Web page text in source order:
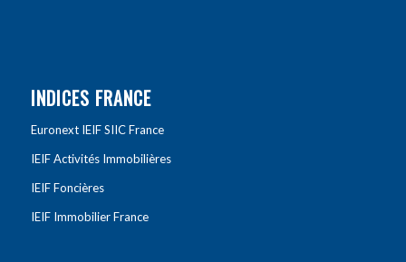
INDICES FRANCE
Euronext IEIF SIIC France
IEIF Activités Immobilières
IEIF Foncières
IEIF Immobilier France